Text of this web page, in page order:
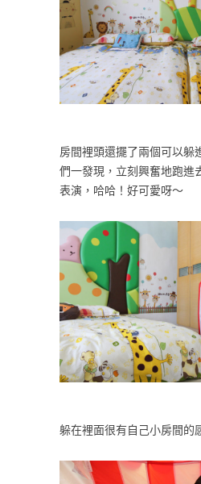
房間裡頭還擺了兩個可以躲
們一發現，立刻興奮地跑進
表演，哈哈！好可愛呀～
躲在裡面很有自己小房間的